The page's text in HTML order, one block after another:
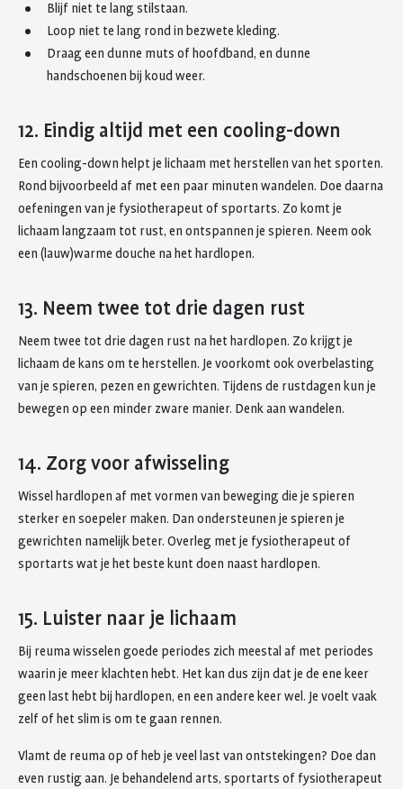
Blijf niet te lang stilstaan.
Loop niet te lang rond in bezwete kleding.
Draag een dunne muts of hoofdband, en dunne
handschoenen bij koud weer.
12. Eindig altijd met een cooling-down
Een cooling-down helpt je lichaam met herstellen van het sporten.
Rond bijvoorbeeld af met een paar minuten wandelen. Doe daarna
oefeningen van je fysiotherapeut of sportarts. Zo komt je
lichaam langzaam tot rust, en ontspannen je spieren. Neem ook
een (lauw)warme douche na het hardlopen.
13. Neem twee tot drie dagen rust
Neem twee tot drie dagen rust na het hardlopen. Zo krijgt je
lichaam de kans om te herstellen. Je voorkomt ook overbelasting
van je spieren, pezen en gewrichten. Tijdens de rustdagen kun je
bewegen op een minder zware manier. Denk aan wandelen.
14. Zorg voor afwisseling
Wissel hardlopen af met vormen van beweging die je spieren
sterker en soepeler maken. Dan ondersteunen je spieren je
gewrichten namelijk beter. Overleg met je fysiotherapeut of
sportarts wat je het beste kunt doen naast hardlopen.
15. Luister naar je lichaam
Bij reuma wisselen goede periodes zich meestal af met periodes
waarin je meer klachten hebt. Het kan dus zijn dat je de ene keer
geen last hebt bij hardlopen, en een andere keer wel. Je voelt vaak
zelf of het slim is om te gaan rennen.
Vlamt de reuma op of heb je veel last van ontstekingen? Doe dan
even rustig aan. Je behandelend arts, sportarts of fysiotherapeut